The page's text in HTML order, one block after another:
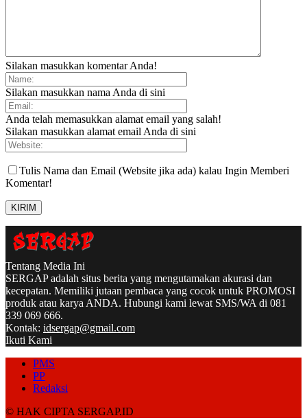
Silakan masukkan komentar Anda!
Silakan masukkan nama Anda di sini
Anda telah memasukkan alamat email yang salah!
Silakan masukkan alamat email Anda di sini
Tulis Nama dan Email (Website jika ada) kalau Ingin Memberi
Komentar!
Tentang Media Ini
SERGAP adalah situs berita yang mengutamakan akurasi dan
kecepatan. Memiliki jutaan pembaca yang cocok untuk PROMOSI
produk atau karya ANDA. Hubungi kami lewat SMS/WA di 081
339 069 666.
Kontak: idsergap@gmail.com
Ikuti Kami
PMS
PP
Redaksi
© HAK CIPTA SERGAP.ID